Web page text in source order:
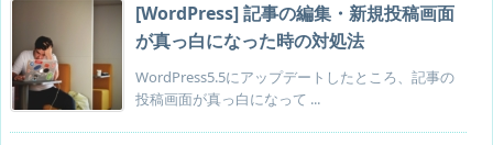
[WordPress] 記事の編集・新規投稿画面
が真っ白になった時の対処法
WordPress5.5にアップデートしたところ、記事の
投稿画面が真っ白になって ...